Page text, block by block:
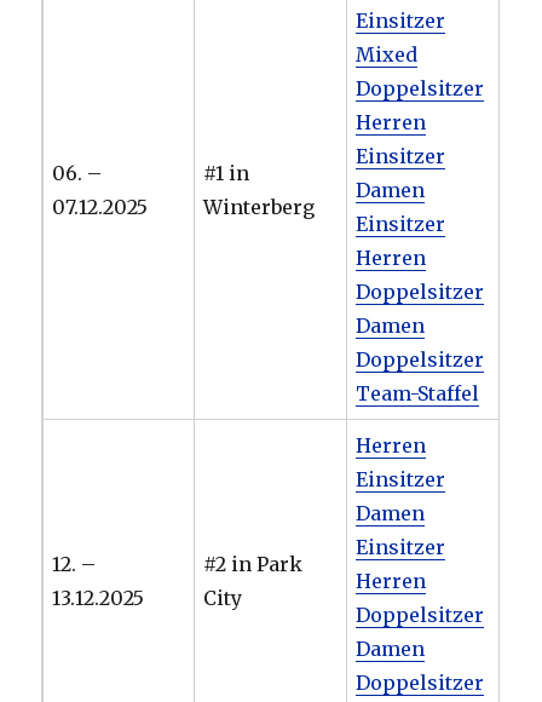
06. –
07.12.2025
#1 in
Winterberg
Einsitzer
Mixed
Doppelsitzer
Herren
Einsitzer
Damen
Einsitzer
Herren
Doppelsitzer
Damen
Doppelsitzer
Team-Staffel
12. –
13.12.2025
#2 in Park
City
Herren
Einsitzer
Damen
Einsitzer
Herren
Doppelsitzer
Damen
Doppelsitzer